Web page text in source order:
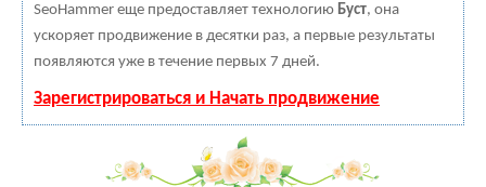
SeoHammer еще предоставляет технологию Буст, она
ускоряет продвижение в десятки раз, а первые результаты
появляются уже в течение первых 7 дней.
Зарегистрироваться и Начать продвижение